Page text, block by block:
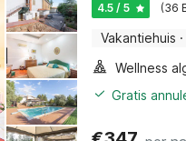
4.5 / 5 (36
Vakantiehuis ·
Gratis